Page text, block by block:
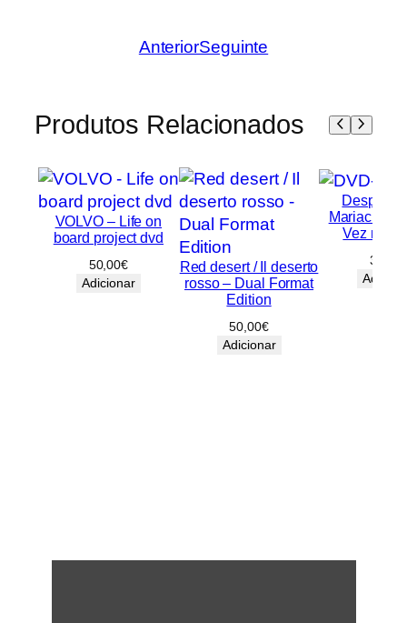
AnteriorSeguinte
Produtos Relacionados
VOLVO – Life on
board project dvd
50,00€
Adicionar
Red desert / Il deserto
rosso – Dual Format
Edition
50,00€
Adicionar
Mariachi /
Vez no
30,00